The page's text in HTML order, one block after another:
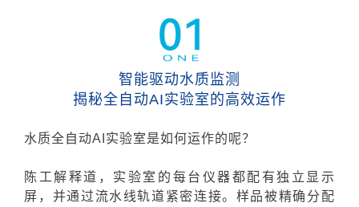
智能驱动水质监测
揭秘全自动AI实验室的高效运作
水质全自动AI实验室是如何运作的呢？
陈工解释道，实验室的每台仪器都配有独立显示
屏，并通过流水线轨道紧密连接。样品被精确分配